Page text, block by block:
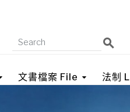
文書檔案 File 法制